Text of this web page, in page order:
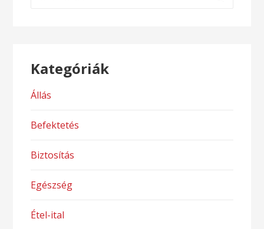
Kategóriák
Állás
Befektetés
Biztosítás
Egészség
Étel-ital